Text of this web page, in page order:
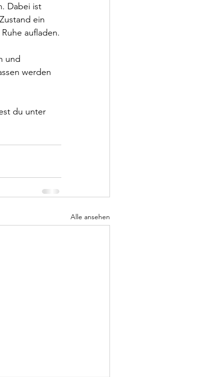
Dabei ist
ein
aufladen.
und
werden
du unter
Alle ansehen